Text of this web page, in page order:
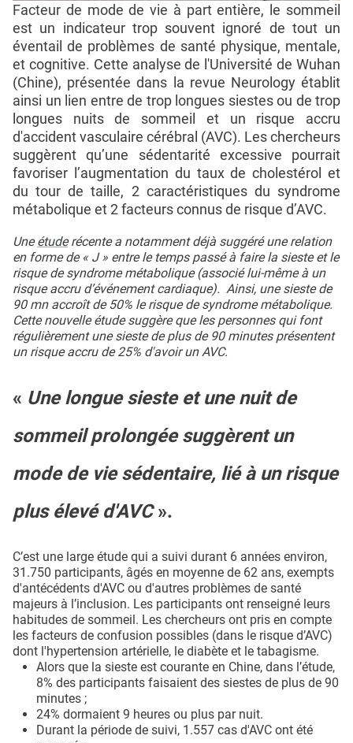
Facteur de mode de vie à part entière, le sommeil
est un indicateur trop souvent ignoré de tout un
éventail de problèmes de santé physique, mentale,
et cognitive. Cette analyse de l'Université de Wuhan
(Chine), présentée dans la revue Neurology établit
ainsi un lien entre de trop longues siestes ou de trop
longues nuits de sommeil et un risque accru
d'accident vasculaire cérébral (AVC). Les chercheurs
suggèrent qu’une sédentarité excessive pourrait
favoriser l’augmentation du taux de cholestérol et
du tour de taille, 2 caractéristiques du syndrome
métabolique et 2 facteurs connus de risque d’AVC.
Uneétuderécente a notamment déjà suggéré une relation
en forme de « J » entre le temps passé à faire la sieste et le
risque de syndrome métabolique (associé lui-même à un
risque accru d’événement cardiaque). Ainsi, une sieste de
90 mn accroît de 50% le risque de syndrome métabolique.
Cette nouvelle étude suggère que les personnes qui font
régulièrement une sieste de plus de 90 minutes présentent
un risque accru de 25% d'avoir un AVC.
« Une longue sieste et une nuit de
sommeil prolongée suggèrent un
mode de vie sédentaire, lié à un risque
plus élevé d'AVC».
C’est une large étude qui a suivi durant 6 années environ,
31.750 participants, âgés en moyenne de 62 ans, exempts
d'antécédents d'AVC ou d'autres problèmes de santé
majeurs à l’inclusion. Les participants ont renseigné leurs
habitudes de sommeil. Les chercheurs ont pris en compte
les facteurs de confusion possibles (dans le risque d’AVC)
dont l'hypertension artérielle, le diabète et le tabagisme.
Alors que la sieste est courante en Chine, dans l’étude,
8% des participants faisaient des siestes de plus de 90
minutes ;
24% dormaient 9 heures ou plus par nuit.
Durant la période de suivi, 1.557 cas d'AVC ont été